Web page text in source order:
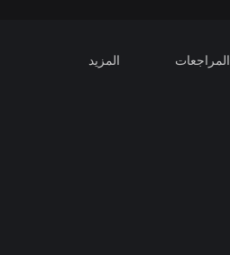
المراجعات المزيد